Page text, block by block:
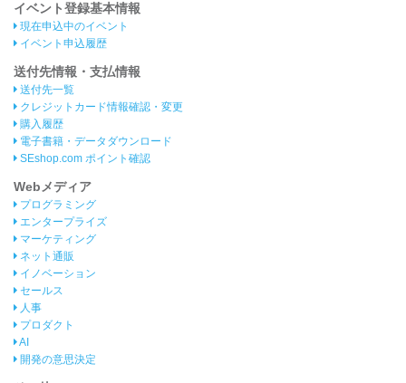
イベント登録基本情報
現在申込中のイベント
イベント申込履歴
送付先情報・支払情報
送付先一覧
クレジットカード情報確認・変更
購入履歴
電子書籍・データダウンロード
SEshop.com ポイント確認
Webメディア
プログラミング
エンタープライズ
マーケティング
ネット通販
イノベーション
セールス
人事
プロダクト
AI
開発の意思決定